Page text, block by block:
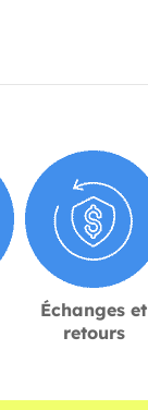
Échanges et
retours